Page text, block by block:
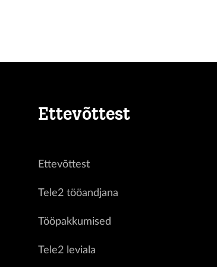
Ettevõttest
Ettevõttest
Tele2 tööandjana
Tööpakkumised
Tele2 leviala